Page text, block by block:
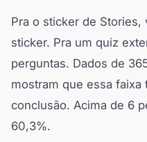
Pra o sticker de Stories,
sticker. Pra um quiz
perguntas. Dados de
mostram que essa faixa
conclusão. Acima de 6
60,3%.